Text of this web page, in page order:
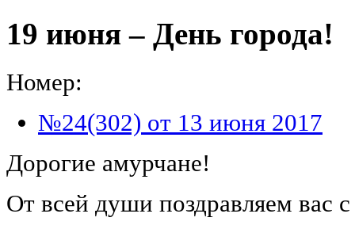
19 июня – День города!
Номер:
№24(302) от 13 июня 2017
Дорогие амурчане!
От всей души поздравляем вас